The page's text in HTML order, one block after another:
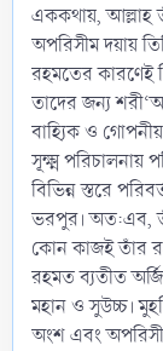
এককথায়, আল্লাহ
অপরিসীম দয়ায়
রহমতের কারণেই
তাদের জন্য
বাহ্যিক ও
সূক্ষ্ম পরিচালনায়
বিভিন্ন স্তরে
ভরপুর। অত:এব,
কোন কাজই তাঁর
রহমত ব্যতীত
মহান ও সুউচ্চ।
অংশ এবং